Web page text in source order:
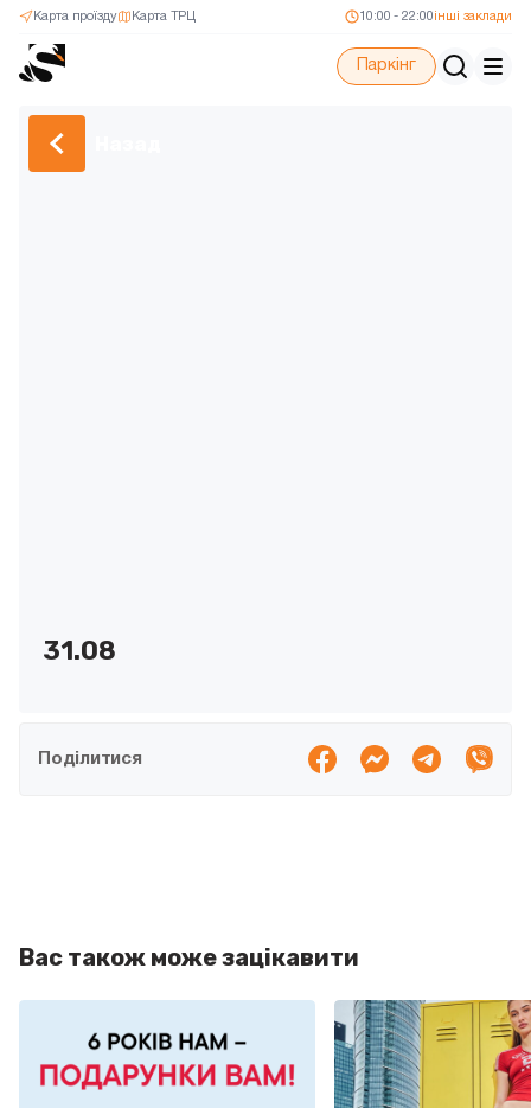
Карта ТРЦ
Карта проїзду 10:00 - 22:00 інші заклади
Паркінг
31.08
Поділитися
Вас також може зацікавити